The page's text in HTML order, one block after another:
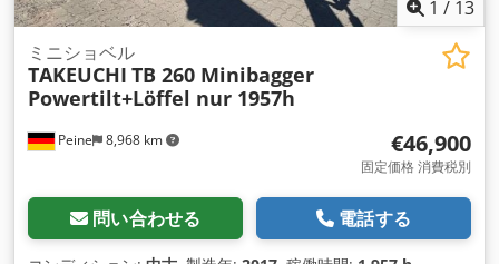
1 / 13
Peine 8,968 km
ミニショベル
TAKEUCHI TB 260 Minibagger
Powertilt+Löffel nur 1957h
€46,900
固定価格 消費税別
問い合わせる 電話する